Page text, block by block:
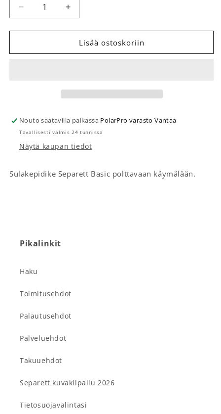
Vähennä tuotteen Sulakepidike Basic malliin
Lisää tuotteen Sulakepidike Basic
Lisää ostoskoriin
Nouto saatavilla paikassa PolarPro varasto Vantaa
Tavallisesti valmis 24 tunnissa
Näytä kaupan tiedot
Sulakepidike Separett Basic polttavaan käymälään.
Pikalinkit
Haku
Toimitusehdot
Palautusehdot
Palveluehdot
Takuuehdot
Separett kuvakilpailu 2026
Tietosuojavalintasi